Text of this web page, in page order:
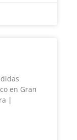
en Gran
|